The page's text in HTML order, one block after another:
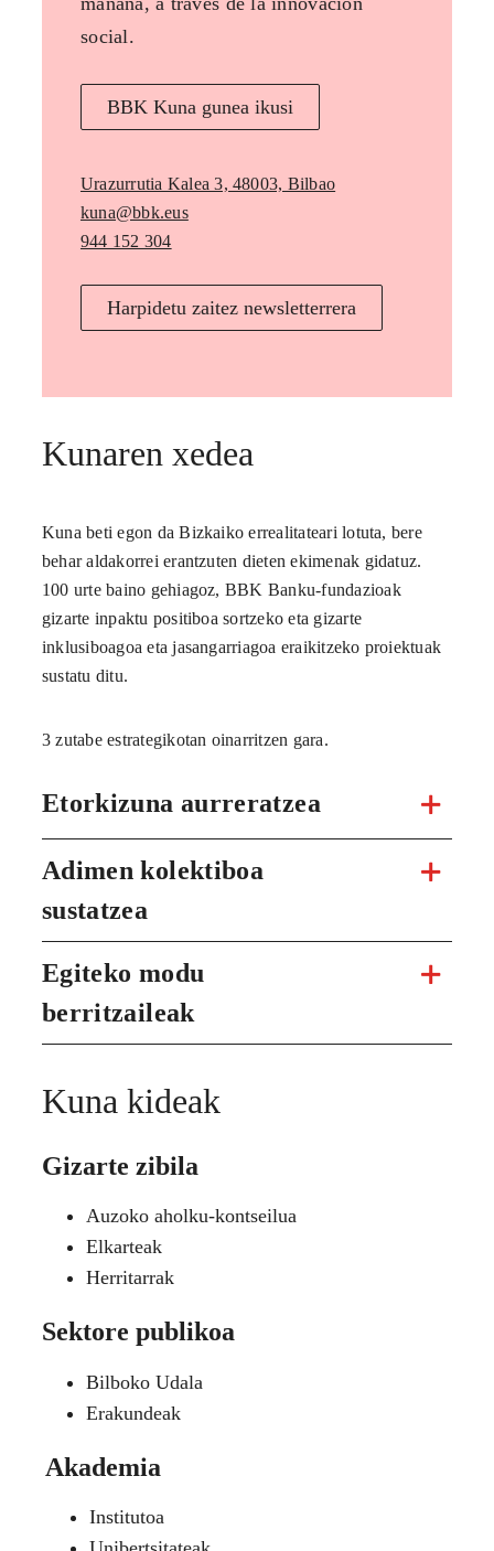
social.
BBK Kuna gunea ikusi
Urazurrutia Kalea 3, 48003, Bilbao
kuna@bbk.eus
944 152 304
Harpidetu zaitez newsletterrera
Kunaren xedea
Kuna beti egon da Bizkaiko errealitateari lotuta, bere
behar aldakorrei erantzuten dieten ekimenak gidatuz.
100 urte baino gehiagoz, BBK Banku-fundazioak
gizarte inpaktu positiboa sortzeko eta gizarte
inklusiboagoa eta jasangarriagoa eraikitzeko proiektuak
sustatu ditu.
3 zutabe estrategikotan oinarritzen gara.
Etorkizuna aurreratzea
Adimen kolektiboa
sustatzea
Egiteko modu
berritzaileak
Kuna kideak
Gizarte zibila
Auzoko aholku-kontseilua
Elkarteak
Herritarrak
Sektore publikoa
Bilboko Udala
Erakundeak
Akademia
Institutoa